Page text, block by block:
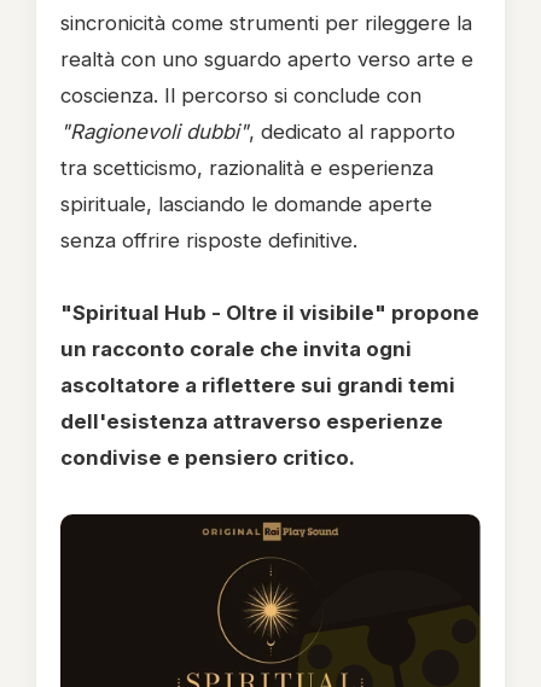
sincronicità come strumenti per rileggere la
realtà con uno sguardo aperto verso arte e
coscienza. Il percorso si conclude con
"Ragionevoli dubbi", dedicato al rapporto
tra scetticismo, razionalità e esperienza
spirituale, lasciando le domande aperte
senza offrire risposte definitive.
"Spiritual Hub - Oltre il visibile" propone
un racconto corale che invita ogni
ascoltatore a riflettere sui grandi temi
dell'esistenza attraverso esperienze
condivise e pensiero critico.